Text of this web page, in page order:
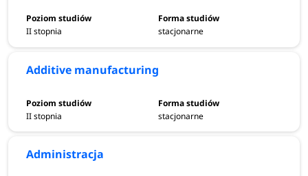
II stopnia stacjonarne
Additive manufacturing
II stopnia stacjonarne
Administracja